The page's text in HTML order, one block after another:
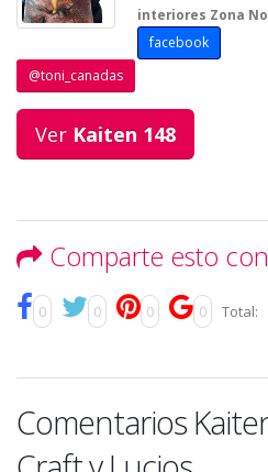
interiores Zona
facebook
@toni_canadas
Ver Kaiten 148
Comparte esto
0 0 0 0 Total:
Comentarios